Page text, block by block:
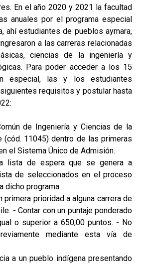
En el año 2020 y 2021 la facultad
anuales por el programa especial
ahí estudiantes de pueblos aymara,
a las carreras relacionadas
ciencias de la ingeniería y
Para poder acceder a los 15
especial, las y los estudiantes
requisitos y postular hasta
de Ingeniería y Ciencias de la
(cód. 11045) dentro de las primeras
el Sistema Único de Admisión.
de espera que se genera a
de seleccionados en el proceso
dicho programa.
primera prioridad a alguna carrera de
- Contar con un puntaje ponderado
o superior a 650,00 puntos. - No
mediante esta vía de
a un pueblo indígena presentando